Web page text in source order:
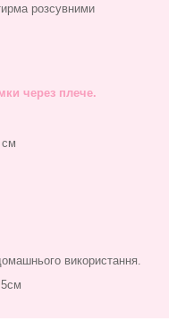
розсувними
через плече.
см
використання.